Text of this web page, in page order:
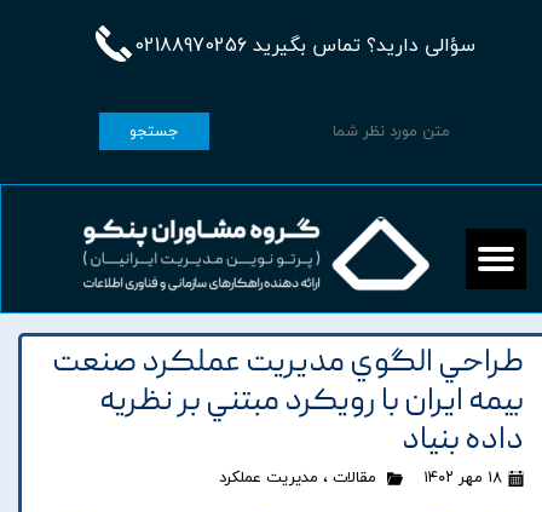
سؤالی دارید؟ تماس بگیرید 02188970256
جستجو
طراحي الگوي مديريت عملکرد صنعت
بيمه ايران با رويکرد مبتني بر نظريه
داده بنياد
۱۸ مهر ۱۴۰۲ مقالات ، مدیریت عملکرد